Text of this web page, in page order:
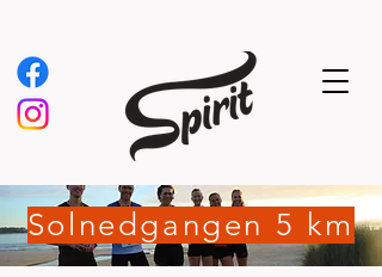
Solnedgangen 5 km